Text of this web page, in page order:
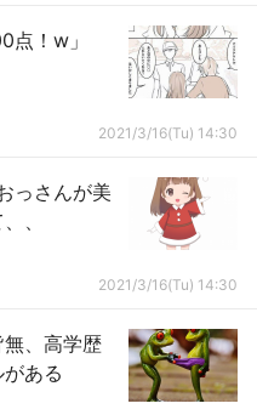
点！w」
2021/3/16(Tu) 14:30
っさんが美
、
2021/3/16(Tu) 14:30
、高学歴
ある